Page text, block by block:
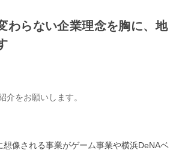
わらない企業理念を胸に、地
介をお願いします。
想像される事業がゲーム事業や横浜DeNAベ